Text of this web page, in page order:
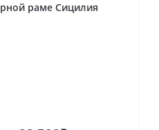
раме Сицилия